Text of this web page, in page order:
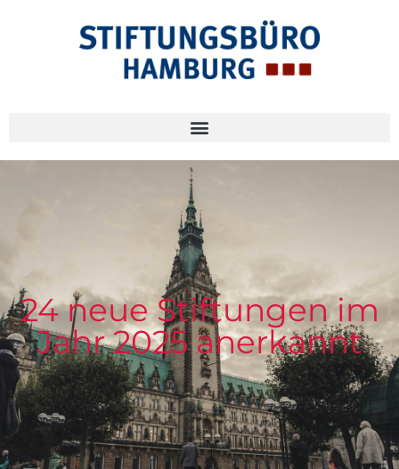
24 neue Stiftungen im
Jahr 2025 anerkannt